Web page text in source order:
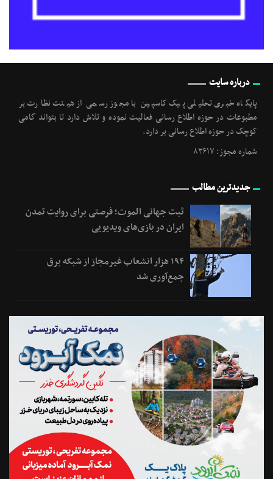
درباره سایت
پایگاه خبری تحلیلی پیک کاسپین با مجوز رسمی از هیئت نظارت بر
مطبوعات در حوزه اطلاع رسانی فعالیت نموده و تلاش دارد تا بتواند گامی
کوچک در حوزه اطلاع رسانی بر دارد.
شماره مجوز: ۸۳۶۱۷
جدیدترین مطالب
ثبت جهانی الموت؛ فرصتی برای روایت تمدن
ایران در بازی‌های ویدیویی
۱۹۴ هزار انشعاب غیرمجاز از شبکه برق
جمع‌آوری شد